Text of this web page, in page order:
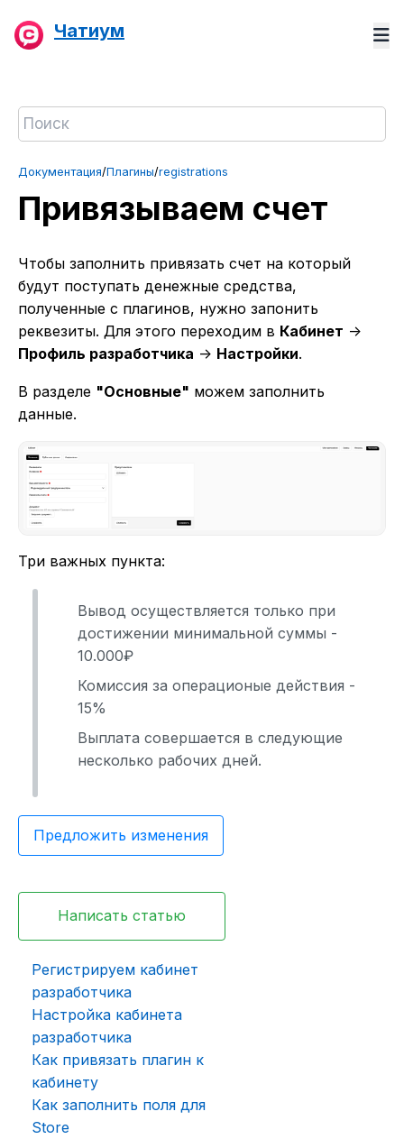
Чатиум
Документация/Плагины/registrations
Привязываем счет
Чтобы заполнить привязать счет на который
будут поступать денежные средства,
полученные с плагинов, нужно запонить
реквезиты. Для этого переходим в Кабинет ->
Профиль разработчика -> Настройки.
В разделе "Основные" можем заполнить
данные.
Три важных пункта:
Вывод осуществляется только при
достижении минимальной суммы -
10.000₽
Комиссия за операционые действия -
15%
Выплата совершается в следующие
несколько рабочих дней.
Предложить изменения
Написать статью
Регистрируем кабинет
разработчика
Настройка кабинета
разработчика
Как привязать плагин к
кабинету
Как заполнить поля для
Store